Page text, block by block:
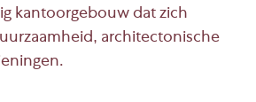
kantoorgebouw dat zich
architectonische